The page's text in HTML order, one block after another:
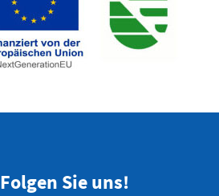
Folgen Sie uns!